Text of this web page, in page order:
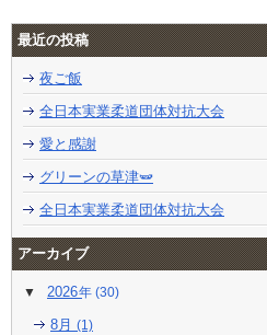
最近の投稿
夜ご飯
全日本実業柔道団体対抗大会
愛と感謝
グリーンの草津🫛
全日本実業柔道団体対抗大会
アーカイブ
2026 (30)
8月 (1)